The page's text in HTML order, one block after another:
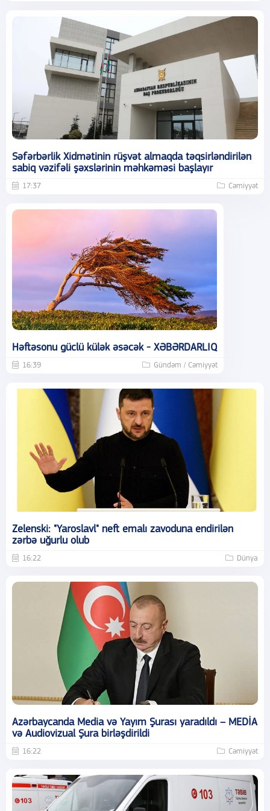
Səfərbərlik Xidmətinin rüşvət almaqda təqsirləndirilən
sabiq vəzifəli şəxslərinin məhkəməsi başlayır
17:37 Cəmiyyət
Həftəsonu güclü külək əsəcək - XƏBƏRDARLIQ
16:39 Gündəm / Cəmiyyət
Zelenski: "Yaroslavl" neft emalı zavoduna endirilən
zərbə uğurlu olub
16:22 Dünya
Azərbaycanda Media və Yayım Şurası yaradıldı – MEDİA
və Audiovizual Şura birləşdirildi
16:22 Cəmiyyət